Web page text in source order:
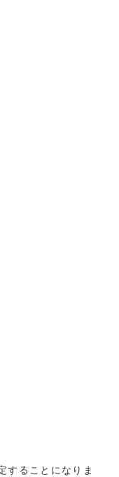
することになりま